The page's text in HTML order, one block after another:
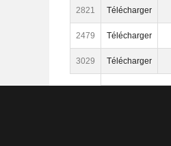
Télécharger
2821
Télécharger
2479
Télécharger
3029